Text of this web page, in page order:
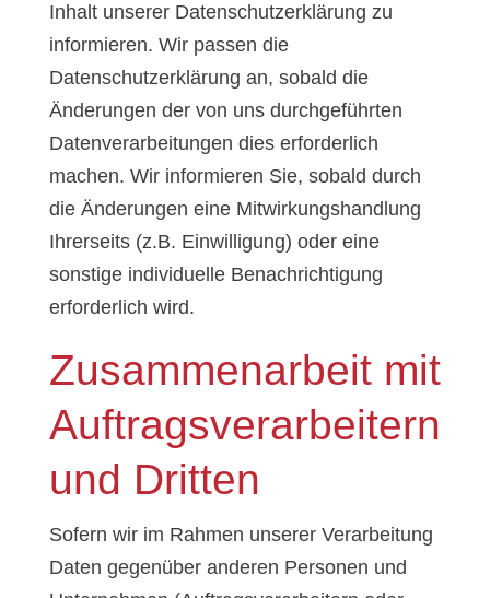
Inhalt unserer Datenschutzerklärung zu
informieren. Wir passen die
Datenschutzerklärung an, sobald die
Änderungen der von uns durchgeführten
Datenverarbeitungen dies erforderlich
machen. Wir informieren Sie, sobald durch
die Änderungen eine Mitwirkungshandlung
Ihrerseits (z.B. Einwilligung) oder eine
sonstige individuelle Benachrichtigung
erforderlich wird.
Zusammenarbeit mit
Auftragsverarbeitern
und Dritten
Sofern wir im Rahmen unserer Verarbeitung
Daten gegenüber anderen Personen und